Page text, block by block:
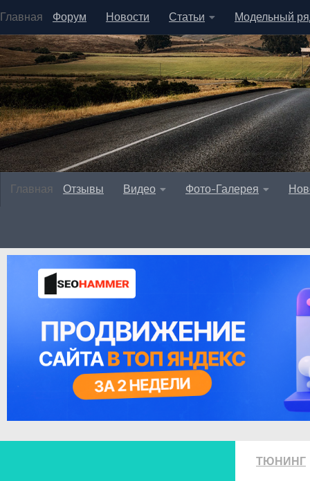
Главная Форум Новости Статьи Модельный
Главная Отзывы Видео Фото-Галерея
ТЮНИНГ